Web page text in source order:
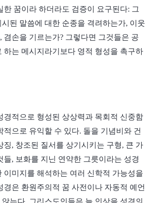
한 꿈이라 하더라도 검증이 요구된다: 그
된 말씀에 대한 순종을 격려하는가, 이웃
겸손을 기르는가? 그렇다면 그것들은 공
하는 메시지라기보다 영적 형성을 촉구하
경적으로 형성된 상상력과 목회적 신중함
적으로 유익할 수 있다. 돌을 기념비와 건
징, 창조된 질서를 상기시키는 구형, 큰 가
들, 보화를 지닌 연약한 그릇이라는 성경
이미지를 해석하는 여러 신학적 가능성을
경은 환원주의적 꿈 사전이나 자동적 예언
는다. 그리스도인들은 늘 인상을 성경의